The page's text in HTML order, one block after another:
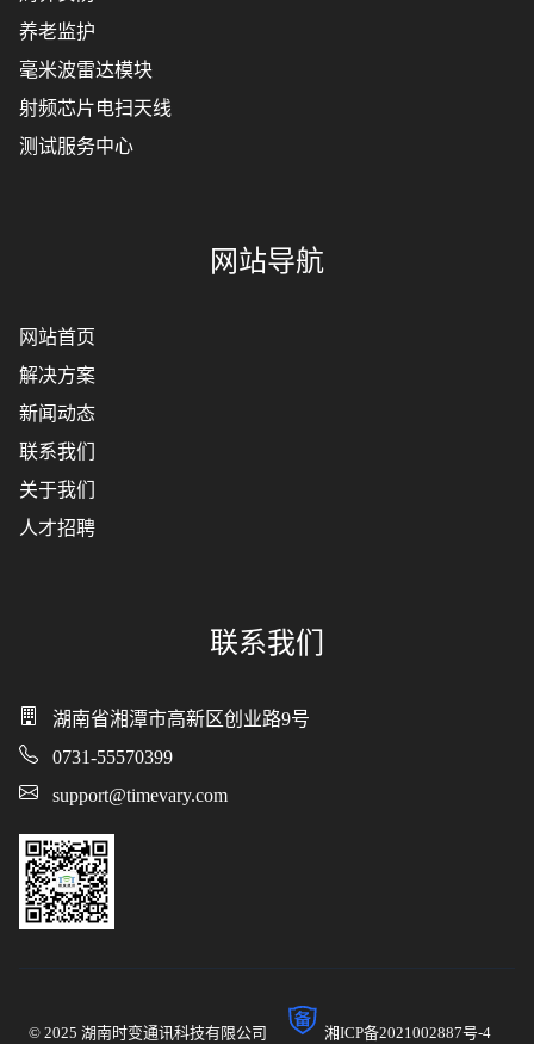
养老监护
毫米波雷达模块
射频芯片电扫天线
测试服务中心
网站导航
网站首页
解决方案
新闻动态
联系我们
关于我们
人才招聘
联系我们
湖南省湘潭市高新区创业路9号
0731-55570399
support@timevary.com
© 2025 湖南时变通讯科技有限公司 湘ICP备2021002887号-4